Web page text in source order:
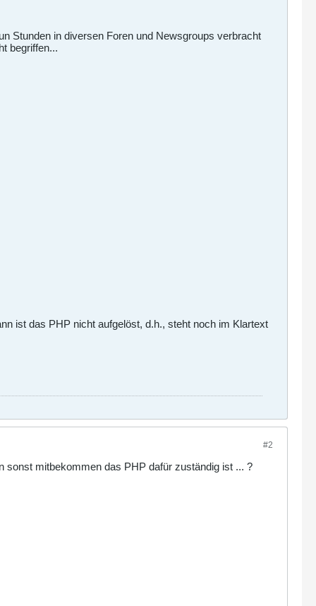
Stunden in diversen Foren und Newsgroups verbracht
begriffen...
ist das PHP nicht aufgelöst, d.h., steht noch im Klartext
#2
sonst mitbekommen das PHP dafür zuständig ist ... ?